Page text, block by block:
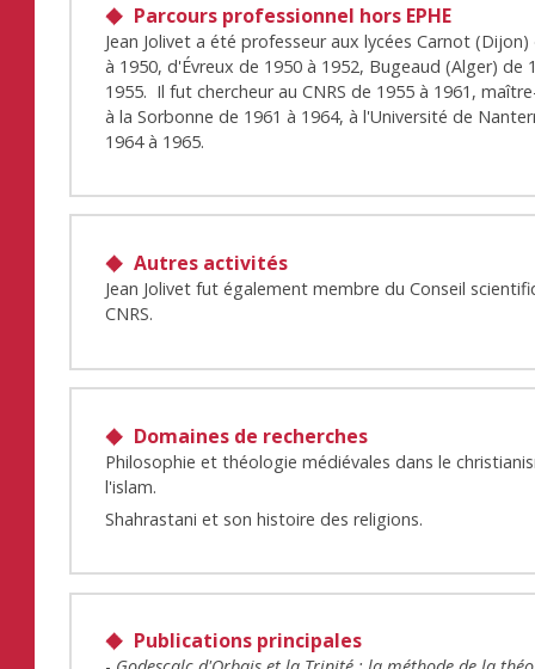
Parcours professionnel hors EPHE
Jean Jolivet a été professeur aux lycées Carnot (Dijon)
à 1950, d'Évreux de 1950 à 1952, Bugeaud (Alger) de
1955. Il fut chercheur au CNRS de 1955 à 1961,
à la Sorbonne de 1961 à 1964, à l'Université de
1964 à 1965.
Autres activités
Jean Jolivet fut également membre du Conseil
CNRS.
Domaines de recherches
Philosophie et théologie médiévales dans le
l'islam.
Shahrastani et son histoire des religions.
Publications principales